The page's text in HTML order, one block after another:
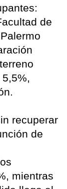
de
recuperar
de
mientras